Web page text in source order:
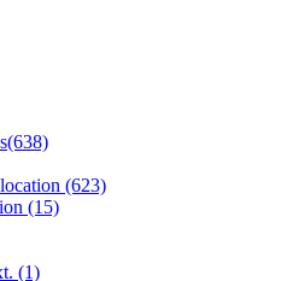
(623)
(15)
(1)